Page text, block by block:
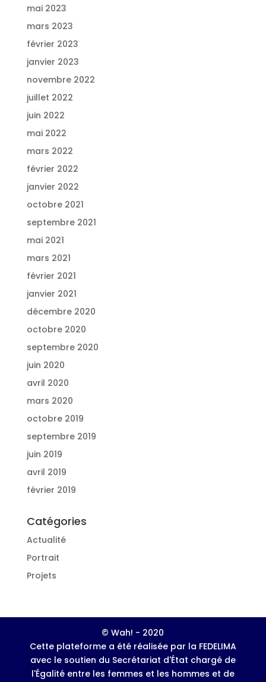
mai 2023
mars 2023
février 2023
janvier 2023
novembre 2022
juillet 2022
juin 2022
mai 2022
mars 2022
février 2022
janvier 2022
octobre 2021
septembre 2021
mai 2021
mars 2021
février 2021
janvier 2021
décembre 2020
octobre 2020
septembre 2020
juin 2020
avril 2020
mars 2020
octobre 2019
septembre 2019
juin 2019
avril 2019
février 2019
Catégories
Actualité
Portrait
Projets
© Wah! - 2020
Cette plateforme a été réalisée par la FEDELIMA
avec le soutien du Secrétariat d'État chargé de
l'Égalité entre les femmes et les hommes et de